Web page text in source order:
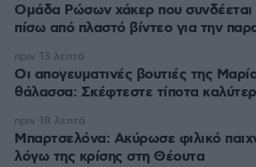
Ομάδα Ρώσων χάκερ που συνδέεται
πίσω από πλαστό βίντεο για την
Οι απογευματινές βουτιές της
θάλασσα: Σκέφτεστε τίποτα
πριν 13 λεπτά
Μπαρτσελόνα: Ακύρωσε φιλικό
λόγω της κρίσης στη Θέουτα
πριν 18 λεπτά